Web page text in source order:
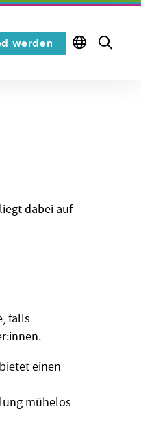
werden
dabei auf
falls
einen
mühelos